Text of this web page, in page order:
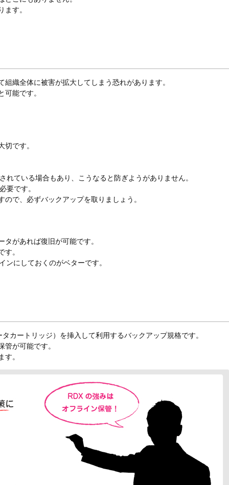
す。
織全体に被害が拡大してしまう恐れがあります。
能です。
です。
ている場合もあり、こうなると防ぎようがありません。
です。
で、必ずバックアップを取りましょう。
があれば復旧が可能です。
。
にしておくのがベターです。
カートリッジ）を挿入して利用するバックアップ規格です。
が可能です。
。